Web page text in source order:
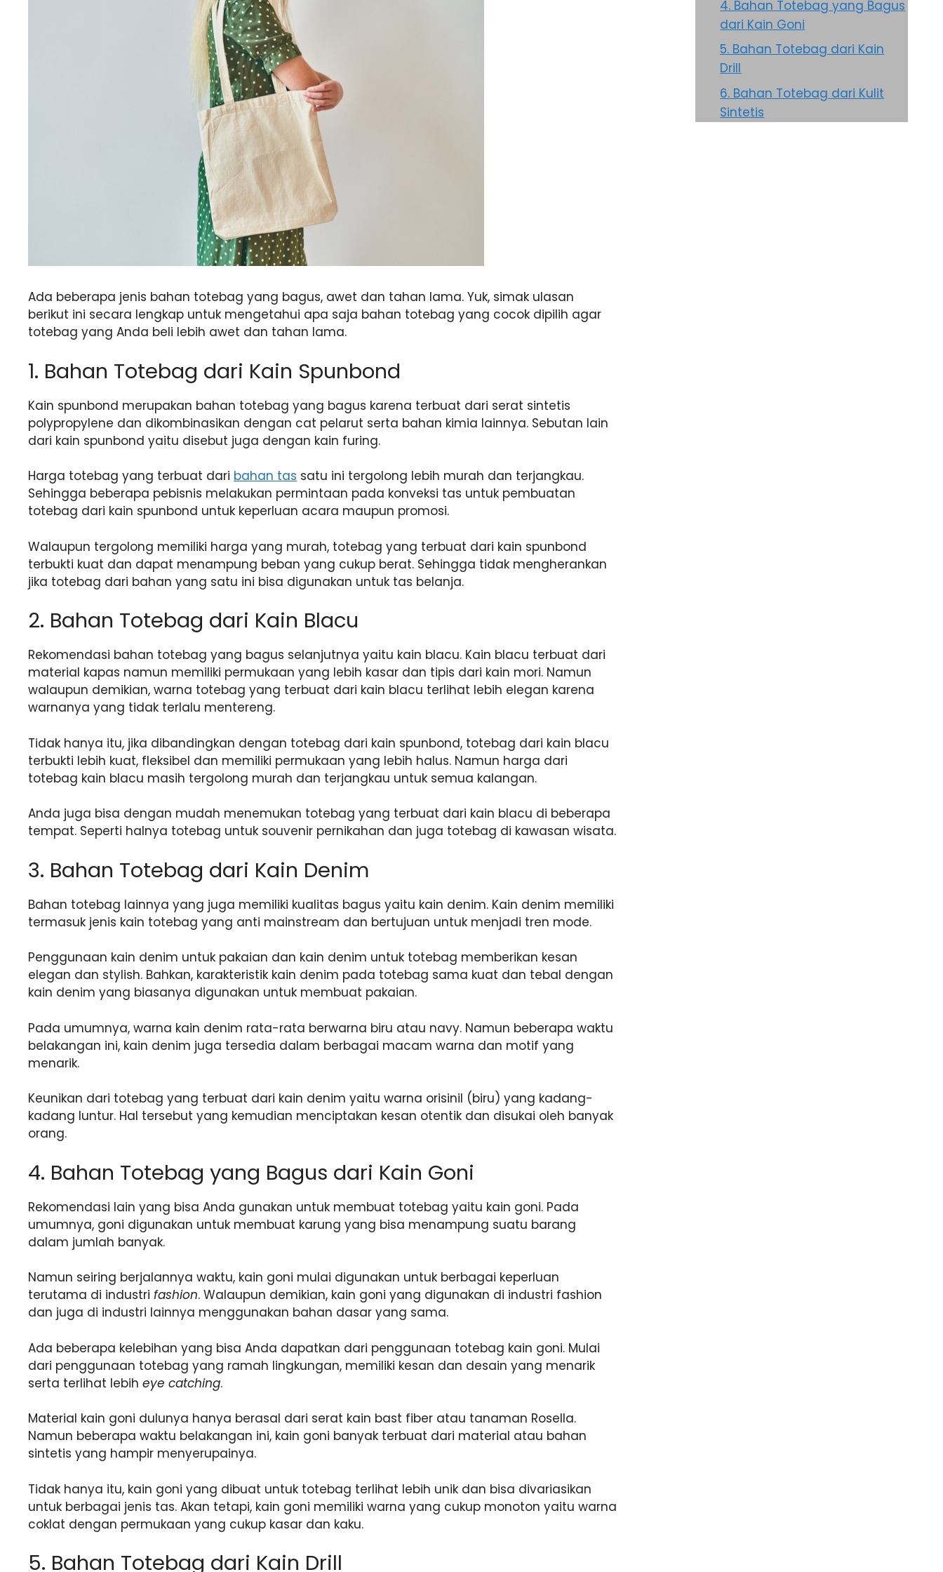
Ada beberapa jenis bahan totebag yang bagus, awet dan tahan lama. Yuk, simak ulasan
berikut ini secara lengkap untuk mengetahui apa saja bahan totebag yang cocok dipilih agar
totebag yang Anda beli lebih awet dan tahan lama.
1. Bahan Totebag dari Kain Spunbond
Kain spunbond merupakan bahan totebag yang bagus karena terbuat dari serat sintetis
polypropylene dan dikombinasikan dengan cat pelarut serta bahan kimia lainnya. Sebutan lain
dari kain spunbond yaitu disebut juga dengan kain furing.
Harga totebag yang terbuat dari bahan tas satu ini tergolong lebih murah dan terjangkau.
Sehingga beberapa pebisnis melakukan permintaan pada konveksi tas untuk pembuatan
totebag dari kain spunbond untuk keperluan acara maupun promosi.
Walaupun tergolong memiliki harga yang murah, totebag yang terbuat dari kain spunbond
terbukti kuat dan dapat menampung beban yang cukup berat. Sehingga tidak mengherankan
jika totebag dari bahan yang satu ini bisa digunakan untuk tas belanja.
2. Bahan Totebag dari Kain Blacu
Rekomendasi bahan totebag yang bagus selanjutnya yaitu kain blacu. Kain blacu terbuat dari
material kapas namun memiliki permukaan yang lebih kasar dan tipis dari kain mori. Namun
walaupun demikian, warna totebag yang terbuat dari kain blacu terlihat lebih elegan karena
warnanya yang tidak terlalu mentereng.
Tidak hanya itu, jika dibandingkan dengan totebag dari kain spunbond, totebag dari kain blacu
terbukti lebih kuat, fleksibel dan memiliki permukaan yang lebih halus. Namun harga dari
totebag kain blacu masih tergolong murah dan terjangkau untuk semua kalangan.
Anda juga bisa dengan mudah menemukan totebag yang terbuat dari kain blacu di beberapa
tempat. Seperti halnya totebag untuk souvenir pernikahan dan juga totebag di kawasan wisata.
3. Bahan Totebag dari Kain Denim
Bahan totebag lainnya yang juga memiliki kualitas bagus yaitu kain denim. Kain denim memiliki
termasuk jenis kain totebag yang anti mainstream dan bertujuan untuk menjadi tren mode.
Penggunaan kain denim untuk pakaian dan kain denim untuk totebag memberikan kesan
elegan dan stylish. Bahkan, karakteristik kain denim pada totebag sama kuat dan tebal dengan
kain denim yang biasanya digunakan untuk membuat pakaian.
Pada umumnya, warna kain denim rata-rata berwarna biru atau navy. Namun beberapa waktu
belakangan ini, kain denim juga tersedia dalam berbagai macam warna dan motif yang
menarik.
Keunikan dari totebag yang terbuat dari kain denim yaitu warna orisinil (biru) yang kadang-
kadang luntur. Hal tersebut yang kemudian menciptakan kesan otentik dan disukai oleh banyak
orang.
4. Bahan Totebag yang Bagus dari Kain Goni
Rekomendasi lain yang bisa Anda gunakan untuk membuat totebag yaitu kain goni. Pada
umumnya, goni digunakan untuk membuat karung yang bisa menampung suatu barang
dalam jumlah banyak.
Namun seiring berjalannya waktu, kain goni mulai digunakan untuk berbagai keperluan
terutama di industri fashion. Walaupun demikian, kain goni yang digunakan di industri fashion
dan juga di industri lainnya menggunakan bahan dasar yang sama.
Ada beberapa kelebihan yang bisa Anda dapatkan dari penggunaan totebag kain goni. Mulai
dari penggunaan totebag yang ramah lingkungan, memiliki kesan dan desain yang menarik
serta terlihat lebih eye catching.
Material kain goni dulunya hanya berasal dari serat kain bast fiber atau tanaman Rosella.
Namun beberapa waktu belakangan ini, kain goni banyak terbuat dari material atau bahan
sintetis yang hampir menyerupainya.
Tidak hanya itu, kain goni yang dibuat untuk totebag terlihat lebih unik dan bisa divariasikan
untuk berbagai jenis tas. Akan tetapi, kain goni memiliki warna yang cukup monoton yaitu warna
coklat dengan permukaan yang cukup kasar dan kaku.
5. Bahan Totebag dari Kain Drill
4. Bahan Totebag yang Bagus
dari Kain Goni
5. Bahan Totebag dari Kain
Drill
6. Bahan Totebag dari Kulit
Sintetis